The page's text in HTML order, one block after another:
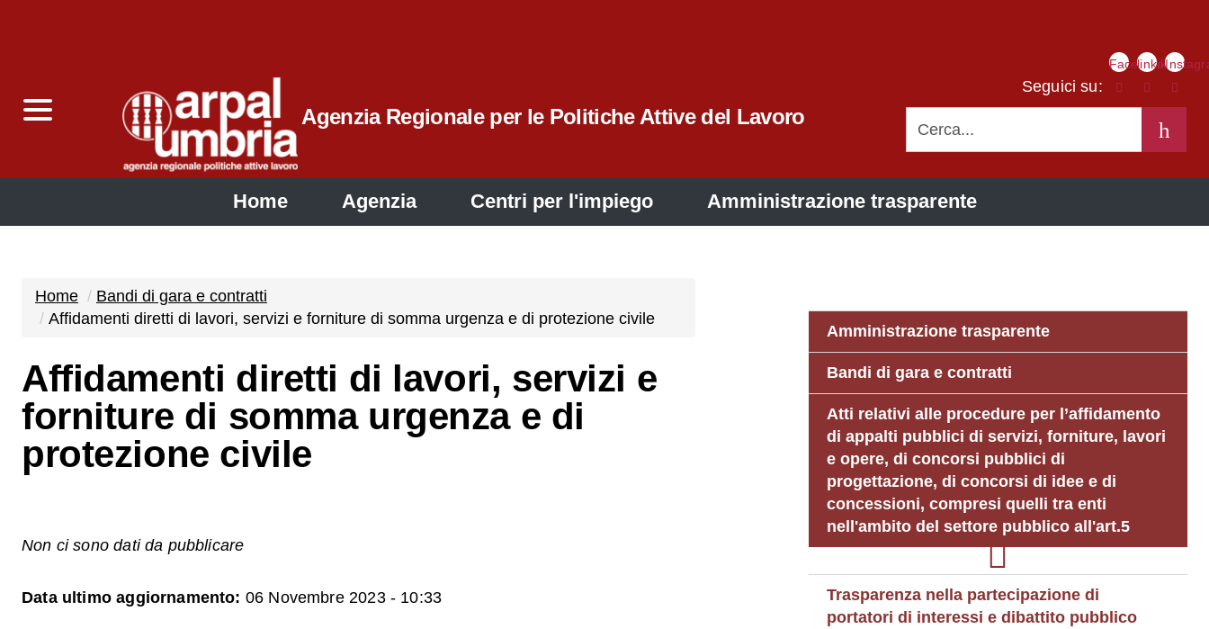
Agenzia Regionale per le Politiche Attive del Lavoro
Seguici su:
Facebook
linkedIn
Home Agenzia Centri per l'impiego Amministrazione trasparente
Home
Bandi di gara e contratti
Affidamenti diretti di lavori, servizi e forniture di somma urgenza e di protezione civile
Affidamenti diretti di lavori, servizi e
forniture di somma urgenza e di
protezione civile
Non ci sono dati da pubblicare
Data ultimo aggiornamento: 06 Novembre 2023 - 10:33
Amministrazione trasparente
Bandi di gara e contratti
Atti relativi alle procedure per l’affidamento
di appalti pubblici di servizi, forniture, lavori
e opere, di concorsi pubblici di
progettazione, di concorsi di idee e di
concessioni, compresi quelli tra enti
nell'ambito del settore pubblico all'art.5
Trasparenza nella partecipazione di
portatori di interessi e dibattito pubblico